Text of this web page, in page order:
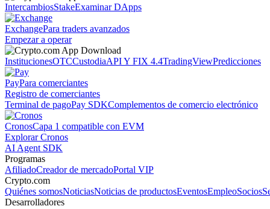
IntercambiosStakeExaminar DApps
ExchangePara traders avanzados
Empezar a operar
InstitucionesOTCCustodiaAPI Y FIX 4.4TradingViewPredicciones
PayPara comerciantes
Registro de comerciantes
Terminal de pagoPay SDKComplementos de comercio electrónico
CronosCapa 1 compatible con EVM
Explorar Cronos
AI Agent SDK
Programas
AfiliadoCreador de mercadoPortal VIP
Crypto.com
Quiénes somosNoticiasNoticias de productosEventosEmpleoSocios
Desarrolladores